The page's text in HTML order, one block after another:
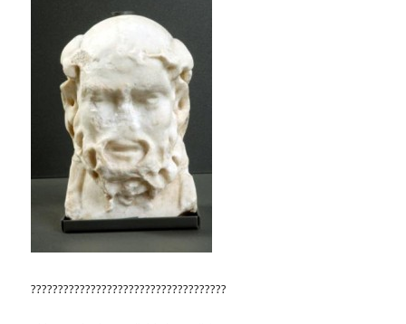
????????????????????????????????????